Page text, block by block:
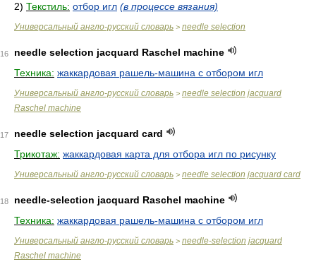
2) Текстиль: отбор игл (в процессе вязания)
Универсальный англо-русский словарь > needle selection
16
needle selection jacquard Raschel machine
Техника: жаккардовая рашель-машина с отбором игл
Универсальный англо-русский словарь > needle selection jacquard
Raschel machine
17
needle selection jacquard card
Трикотаж: жаккардовая карта для отбора игл по рисунку
Универсальный англо-русский словарь > needle selection jacquard card
18
needle-selection jacquard Raschel machine
Техника: жаккардовая рашель-машина с отбором игл
Универсальный англо-русский словарь > needle-selection jacquard
Raschel machine